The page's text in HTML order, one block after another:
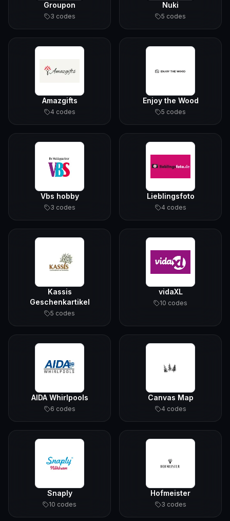
Groupon
3 codes
Nuki
5 codes
Amazgifts
4 codes
Enjoy the Wood
5 codes
Vbs hobby
3 codes
Lieblingsfoto
4 codes
Kassis
Geschenkartikel
5 codes
vidaXL
10 codes
AIDA Whirlpools
6 codes
Canvas Map
4 codes
Snaply
10 codes
Hofmeister
3 codes